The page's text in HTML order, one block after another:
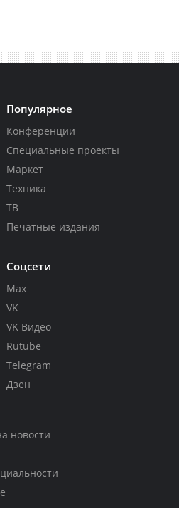
Популярное
Конференции
Специальные проекты
Маркет
Техника
ТВ
Печатные издания
Соцсети
Max
VK
VK Видео
Rutube
Telegram
Дзен
новости